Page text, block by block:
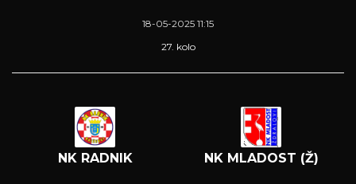
18-05-2025 11:15
27. kolo
NK RADNIK NK MLADOST (Ž)